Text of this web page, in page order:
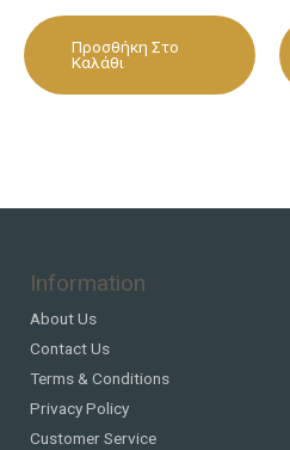
Προσθήκη Στο
Καλάθι
Information
About Us
Contact Us
Terms & Conditions
Privacy Policy
Customer Service